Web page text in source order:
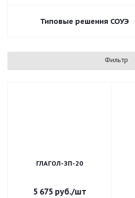
Типовые решения СОУЭ
Фильтр
ГЛАГОЛ-ЗП-20
5 675руб./шт